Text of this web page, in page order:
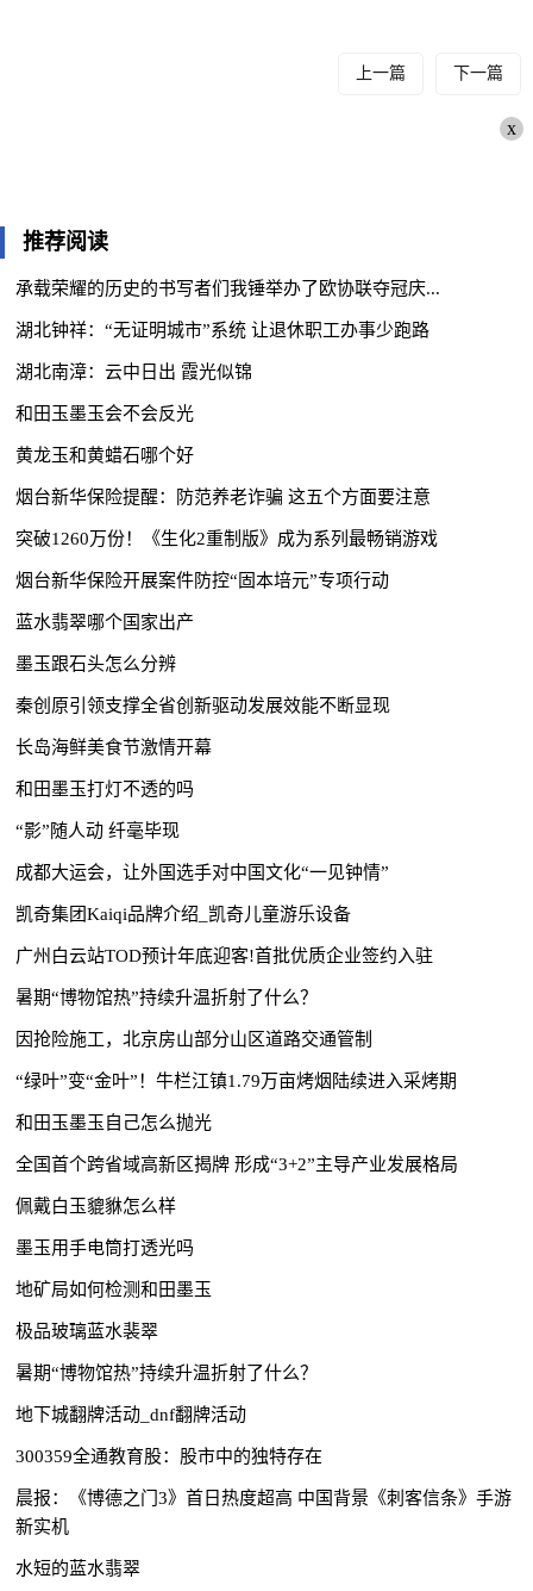
上一篇 下一篇
x
推荐阅读
承载荣耀的历史的书写者们我锤举办了欧协联夺冠庆...
湖北钟祥：“无证明城市”系统 让退休职工办事少跑路
湖北南漳：云中日出 霞光似锦
和田玉墨玉会不会反光
黄龙玉和黄蜡石哪个好
突破1260万份！《生化2重制版》成为系列最畅销游戏
烟台新华保险开展案件防控“固本培元”专项行动
蓝水翡翠哪个国家出产
墨玉跟石头怎么分辨
秦创原引领支撑全省创新驱动发展效能不断显现
长岛海鲜美食节激情开幕
和田墨玉打灯不透的吗
“影”随人动 纤毫毕现
成都大运会，让外国选手对中国文化“一见钟情”
凯奇集团Kaiqi品牌介绍_凯奇儿童游乐设备
广州白云站TOD预计年底迎客!首批优质企业签约入驻
暑期“博物馆热”持续升温折射了什么？
因抢险施工，北京房山部分山区道路交通管制
“绿叶”变“金叶”！牛栏江镇1.79万亩烤烟陆续进入采烤期
和田玉墨玉自己怎么抛光
全国首个跨省域高新区揭牌 形成“3+2”主导产业发展格局
佩戴白玉貔貅怎么样
墨玉用手电筒打透光吗
地矿局如何检测和田墨玉
极品玻璃蓝水裴翠
暑期“博物馆热”持续升温折射了什么？
地下城翻牌活动_dnf翻牌活动
300359全通教育股：股市中的独特存在
晨报：《博德之门3》首日热度超高 中国背景《刺客信条》手游
新实机
水短的蓝水翡翠